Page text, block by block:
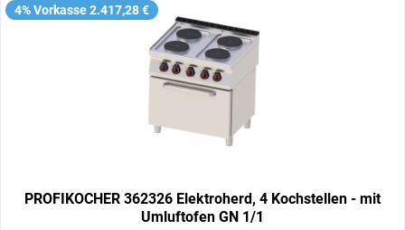
4% Vorkasse 2.417,28 €
PROFIKOCHER 362326 Elektroherd, 4 Kochstellen - mit
Umluftofen GN 1/1